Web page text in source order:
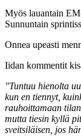
Myös lauantain
Sunnuntain
Onnea upeasti
Iidan kommentit
"Tuntuu hienolta
kun en tiennyt,
rauhoittamaan
mutta tiesin kyllä
sveitsiläisen, jos